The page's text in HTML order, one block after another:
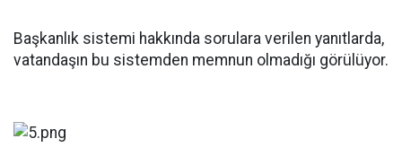
Başkanlık sistemi hakkında sorulara verilen yanıtlarda,
vatandaşın bu sistemden memnun olmadığı görülüyor.